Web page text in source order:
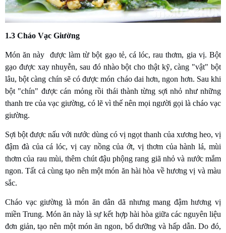
1.3 Cháo Vạc Giường
Món ăn này được làm từ bột gạo tẻ, cá lóc, rau thơm, gia vị. Bột
gạo được xay nhuyễn, sau đó nhào bột cho thật kỹ, càng "vật" bột
lâu, bột càng chín sẽ có được món cháo dai hơn, ngon hơn. Sau khi
bột "chín" được cán mỏng rồi thái thành từng sợi nhỏ như những
thanh tre của vạc giường, có lẽ vì thế nên mọi người gọi là cháo vạc
giường.
Sợi bột được nấu với nước dùng có vị ngọt thanh của xương heo, vị
đậm đà của cá lóc, vị cay nồng của ớt, vị thơm của hành lá, mùi
thơm của rau mùi, thêm chút đậu phộng rang giã nhỏ và nước mắm
ngon. Tất cả cùng tạo nên một món ăn hài hòa về hương vị và màu
sắc.
Cháo vạc giường là món ăn dân dã nhưng mang đậm hương vị
miền Trung. Món ăn này là sự kết hợp hài hòa giữa các nguyên liệu
đơn giản, tạo nên một món ăn ngon, bổ dưỡng và hấp dẫn. Do đó,